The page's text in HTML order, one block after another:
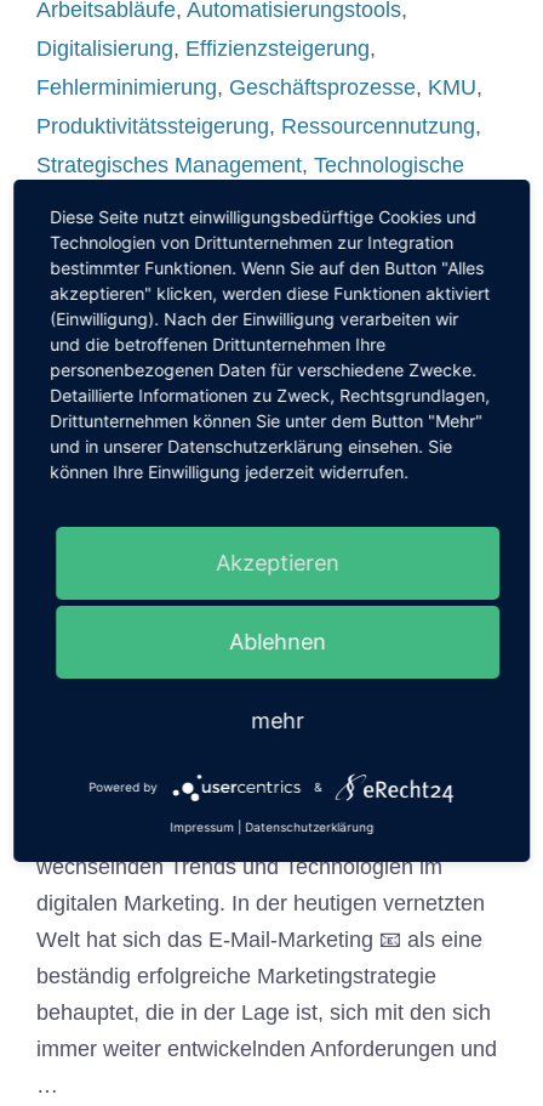
Arbeitsabläufe, Automatisierungstools,
Digitalisierung, Effizienzsteigerung,
Fehlerminimierung, Geschäftsprozesse, KMU,
Produktivitätssteigerung, Ressourcennutzung,
Strategisches Management, Technologische
Revolution
Transformative Technologien
Unternehmensinnovation,Wettbewerbsfähigkeit
Zukunftsfähigkeit
Marketings: Neue Trends
und Technologien
24. November 2023 vonRoldan
Personalisierung und Aktivität Unsere Welt dreht
sich immer schneller und so auch die
wechselnden Trends und Technologien im
digitalen Marketing. In der heutigen vernetzten
Welt hat sich das E-Mail-Marketing 📧 als eine
beständig erfolgreiche Marketingstrategie
behauptet, die in der Lage ist, sich mit den sich
immer weiter entwickelnden Anforderungen und
…
Diese Seite nutzt einwilligungsbedürftige Cookies und
Technologien von Drittunternehmen zur Integration
bestimmter Funktionen. Wenn Sie auf den Button "Alles
akzeptieren" klicken, werden diese Funktionen aktiviert
(Einwilligung). Nach der Einwilligung verarbeiten wir
und die betroffenen Drittunternehmen Ihre
personenbezogenen Daten für verschiedene Zwecke.
Detaillierte Informationen zu Zweck, Rechtsgrundlagen,
Drittunternehmen können Sie unter dem Button "Mehr"
und in unserer Datenschutzerklärung einsehen. Sie
können Ihre Einwilligung jederzeit widerrufen.
Akzeptieren
Ablehnen
mehr
Powered by &
Impressum Datenschutzerklärung